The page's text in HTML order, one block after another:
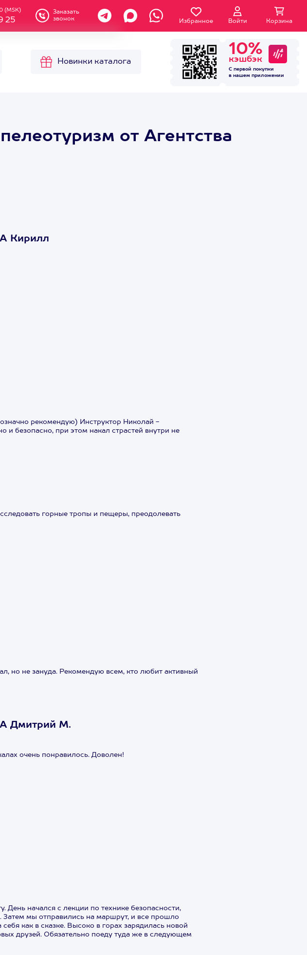
(MSK)
25
Заказать
звонок
Избранное Войти Корзина
Новинки каталога
10%
кэшбэк
С первой покупки
в нашем приложении
от Агентства
Кирилл
рекомендую) Инструктор Николай -
безопасно, при этом накал страстей внутри не
горные тропы и пещеры, преодолевать
но не зануда. Рекомендую всем, кто любит активный
Дмитрий М.
очень понравилось. Доволен!
начался с лекции по технике безопасности,
Затем мы отправились на маршрут, и все прошло
как в сказке. Высоко в горах зарядилась новой
друзей. Обязательно поеду туда же в следующем